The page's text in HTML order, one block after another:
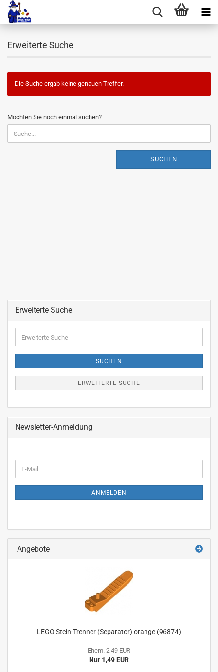
Erweiterte Suche
Die Suche ergab keine genauen Treffer.
MÖCHTEN
SIE
NOCH
EINMAL
Möchten Sie noch einmal suchen?
SUCHEN
Erweiterte Suche
Suche
SUCHEN
ERWEITERTE SUCHE
Newsletter-Anmeldung
ZUR
E-
Mail
ANMELDEN
Angebote
LEGO Stein-Trenner (Separator) orange (96874)
Ehem. 2,49 EUR
Nur 1,49 EUR